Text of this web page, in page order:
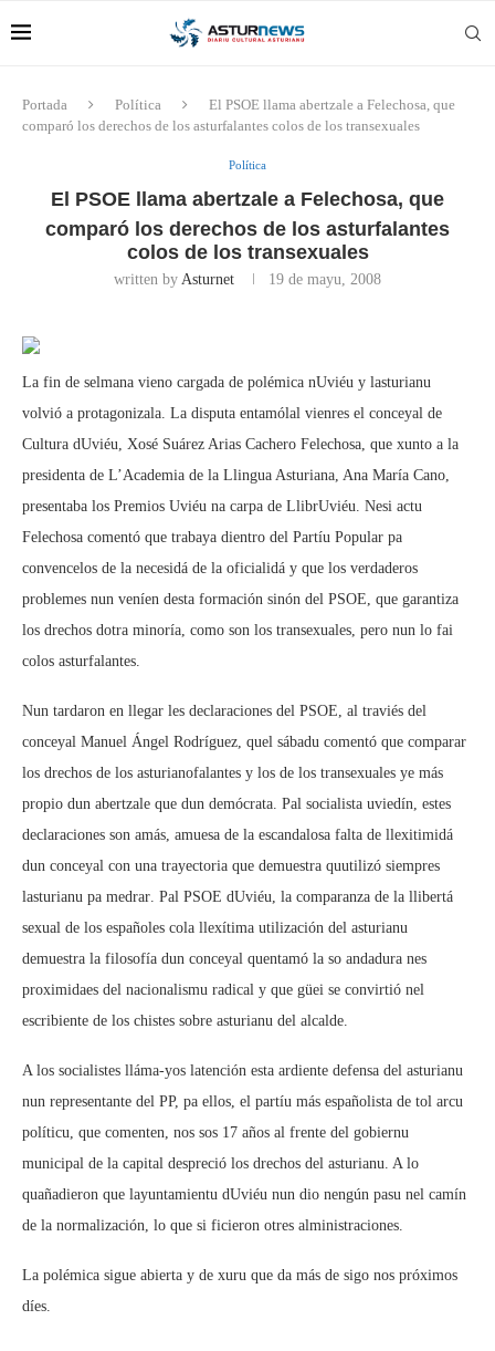
Portada Política
El PSOE llama abertzale a Felechosa, que
comparó los derechos de los asturfalantes colos de los transexuales
Política
El PSOE llama abertzale a Felechosa, que
comparó los derechos de los asturfalantes
colos de los transexuales
written by Asturnet 19 de mayu, 2008
La fin de selmana vieno cargada de polémica nUviéu y lasturianu
volvió a protagonizala. La disputa entamólal vienres el conceyal de
Cultura dUviéu, Xosé Suárez Arias Cachero Felechosa, que xunto a la
presidenta de L’Academia de la Llingua Asturiana, Ana María Cano,
presentaba los Premios Uviéu na carpa de LlibrUviéu. Nesi actu
Felechosa comentó que trabaya dientro del Partíu Popular pa
convencelos de la necesidá de la oficialidá y que los verdaderos
problemes nun veníen desta formación sinón del PSOE, que garantiza
los drechos dotra minoría, como son los transexuales, pero nun lo fai
colos asturfalantes.
Nun tardaron en llegar les declaraciones del PSOE, al traviés del
conceyal Manuel Ángel Rodríguez, quel sábadu comentó que comparar
los drechos de los asturianofalantes y los de los transexuales ye más
propio dun abertzale que dun demócrata. Pal socialista uviedín, estes
declaraciones son amás, amuesa de la escandalosa falta de llexitimidá
dun conceyal con una trayectoria que demuestra quutilizó siempres
lasturianu pa medrar. Pal PSOE dUviéu, la comparanza de la llibertá
sexual de los españoles cola llexítima utilización del asturianu
demuestra la filosofía dun conceyal quentamó la so andadura nes
proximidaes del nacionalismu radical y que güei se convirtió nel
escribiente de los chistes sobre asturianu del alcalde.
A los socialistes lláma-yos latención esta ardiente defensa del asturianu
nun representante del PP, pa ellos, el partíu más españolista de tol arcu
políticu, que comenten, nos sos 17 años al frente del gobiernu
municipal de la capital despreció los drechos del asturianu. A lo
quañadieron que layuntamientu dUviéu nun dio nengún pasu nel camín
de la normalización, lo que si ficieron otres alministraciones.
La polémica sigue abierta y de xuru que da más de sigo nos próximos
díes.